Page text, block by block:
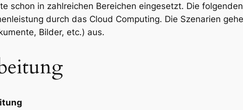
schon in zahlreichen Bereichen eingesetzt. Die
durch das Cloud Computing. Die Szenarien
Bilder, etc.) aus.